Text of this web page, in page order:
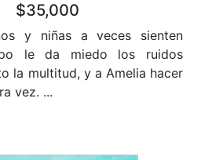
$35,000
y niñas a veces sienten
le da miedo los ruidos
la multitud, y a Amelia hacer
vez. ...